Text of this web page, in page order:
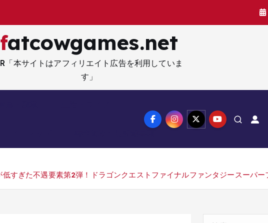
fatcowgames.net
「本サイトはアフィリエイト広告を利用していま
す」
すぎた不遇要素第2弾！ドラゴンクエストファイナルファンタジースーパ